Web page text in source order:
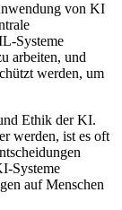
von KI
Systeme
arbeiten, und
werden, um
Ethik der KI.
werden, ist es oft
Systeme
auf Menschen